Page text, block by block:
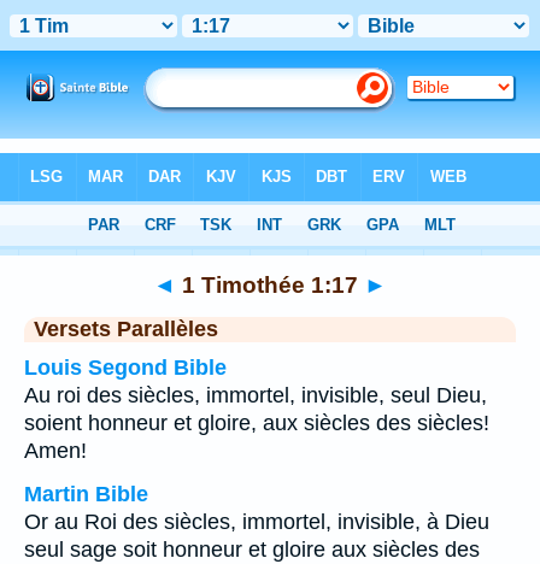
Chapitre 1 > Verset 17
◄ 1 Timothée 1:17 ►
Versets Parallèles
Louis Segond Bible
Au roi des siècles, immortel, invisible, seul Dieu,
soient honneur et gloire, aux siècles des siècles!
Amen!
Martin Bible
Or au Roi des siècles, immortel, invisible, à Dieu
seul sage soit honneur et gloire aux siècles des